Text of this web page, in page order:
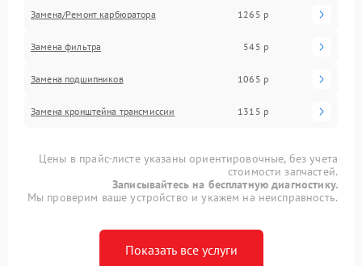
Замена/Pемонт карбюратора 1265 р
Замена фильтра 545 р
Замена подшипников 1065 р
Замена кронштейна трансмиссии 1315 р
Цены в прайс-листе указаны ориентировочные, без учета
стоимости запчастей.
Записывайтесь на бесплатную диагностику.
Мы проверим ваше устройство и укажем на неисправность.
Показать все услуги